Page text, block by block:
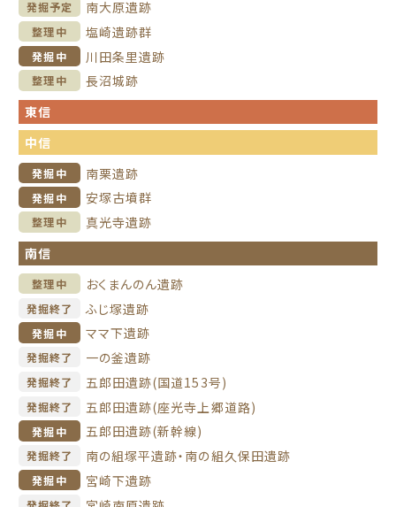
発掘予定 南大原遺跡
整理中 塩崎遺跡群
発掘中 川田条里遺跡
整理中
長沼城跡
東信
中信
発掘中 南栗遺跡
発掘中 安塚古墳群
整理中
真光寺遺跡
南信
整理中 おくまんのん遺跡
発掘終了 ふじ塚遺跡
発掘中 ママ下遺跡
発掘終了 一の釜遺跡
発掘終了 五郎田遺跡(国道153号)
発掘終了 五郎田遺跡(座光寺上郷道路)
発掘中 五郎田遺跡(新幹線)
発掘終了 南の組塚平遺跡・南の組久保田遺跡
発掘中 宮崎下遺跡